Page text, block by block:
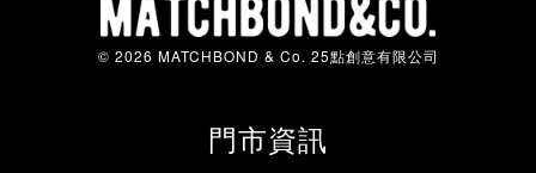
© 2026 MATCHBOND & Co. 25點創意有限公司
門市資訊